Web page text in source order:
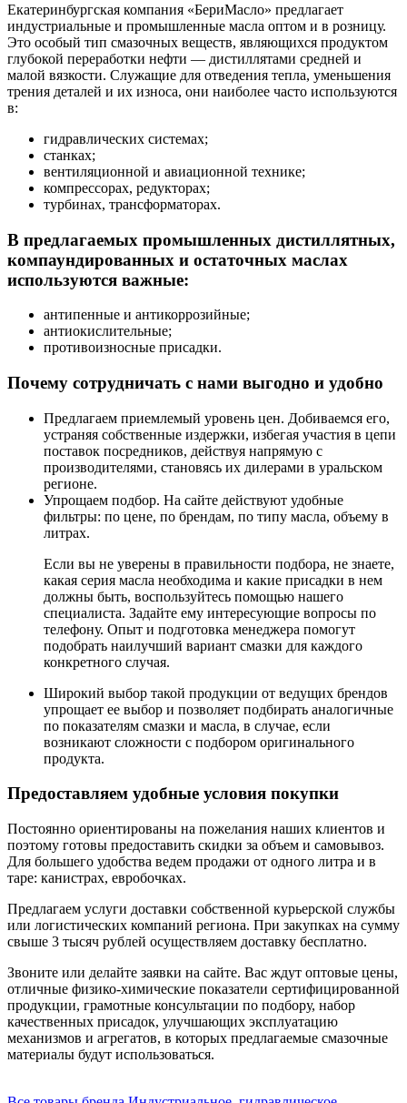
Екатеринбургская компания «БериМасло» предлагает
индустриальные и промышленные масла оптом и в розницу.
Это особый тип смазочных веществ, являющихся продуктом
глубокой переработки нефти — дистиллятами средней и
малой вязкости. Служащие для отведения тепла, уменьшения
трения деталей и их износа, они наиболее часто используются
в:
гидравлических системах;
станках;
вентиляционной и авиационной технике;
компрессорах, редукторах;
турбинах, трансформаторах.
В предлагаемых промышленных дистиллятных,
компаундированных и остаточных маслах
используются важные:
антипенные и антикоррозийные;
антиокислительные;
противоизносные присадки.
Почему сотрудничать с нами выгодно и удобно
Предлагаем приемлемый уровень цен. Добиваемся его,
устраняя собственные издержки, избегая участия в цепи
поставок посредников, действуя напрямую с
производителями, становясь их дилерами в уральском
регионе.
Упрощаем подбор. На сайте действуют удобные
фильтры: по цене, по брендам, по типу масла, объему в
литрах.
Если вы не уверены в правильности подбора, не знаете,
какая серия масла необходима и какие присадки в нем
должны быть, воспользуйтесь помощью нашего
специалиста. Задайте ему интересующие вопросы по
телефону. Опыт и подготовка менеджера помогут
подобрать наилучший вариант смазки для каждого
конкретного случая.
Широкий выбор такой продукции от ведущих брендов
упрощает ее выбор и позволяет подбирать аналогичные
по показателям смазки и масла, в случае, если
возникают сложности с подбором оригинального
продукта.
Предоставляем удобные условия покупки
Постоянно ориентированы на пожелания наших клиентов и
поэтому готовы предоставить скидки за объем и самовывоз.
Для большего удобства ведем продажи от одного литра и в
таре: канистрах, евробочках.
Предлагаем услуги доставки собственной курьерской службы
или логистических компаний региона. При закупках на сумму
свыше 3 тысяч рублей осуществляем доставку бесплатно.
Звоните или делайте заявки на сайте. Вас ждут оптовые цены,
отличные физико-химические показатели сертифицированной
продукции, грамотные консультации по подбору, набор
качественных присадок, улучшающих эксплуатацию
механизмов и агрегатов, в которых предлагаемые смазочные
материалы будут использоваться.